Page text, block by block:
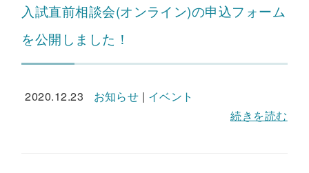
入試直前相談会(オンライン)の申込フォーム
を公開しました！
2020.12.23 お知らせ | イベント
続きを読む